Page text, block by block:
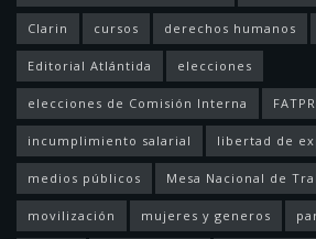
Clarin cursos derechos humanos
Editorial Atlántida elecciones
elecciones de Comisión Interna
incumplimiento salarial libertad de
medios públicos Mesa Nacional de
movilización mujeres y generos